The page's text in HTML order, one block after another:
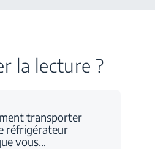
la lecture ?
transporter
réfrigérateur
vous…